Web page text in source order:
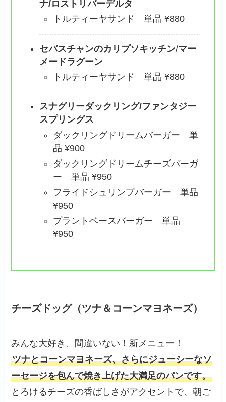
ナ/ロストリバーデルタ
トルティーヤサンド 単品 ¥880
セバスチャンのカリプソキッチン/マー
メードラグーン
トルティーヤサンド 単品 ¥880
スナグリーダックリング/ファンタジー
スプリングス
ダックリングドリームバーガー 単
品 ¥900
ダックリングドリームチーズバーガ
ー 単品 ¥950
フライドシュリンプバーガー 単品
¥950
プラントベースバーガー 単品
¥950
チーズドッグ（ツナ＆コーンマヨネーズ）
みんな大好き、間違いない！新メニュー！
ツナとコーンマヨネーズ、さらにジューシーなソ
ーセージを包んで焼き上げた大満足のパンです。
とろけるチーズの香ばしさがアクセントで、朝ご